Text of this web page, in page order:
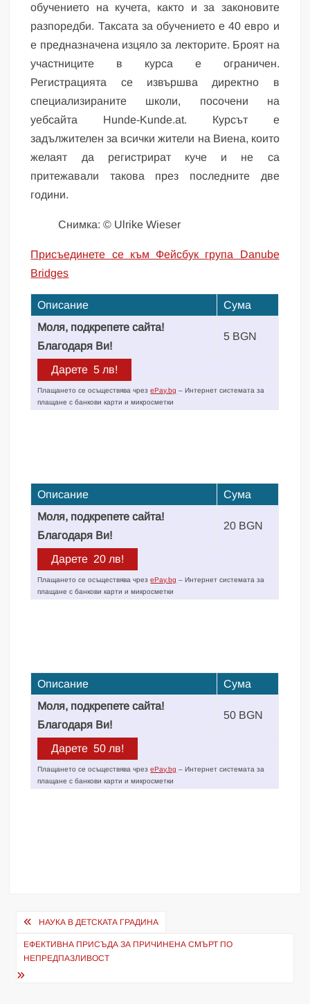
обучението на кучета, както и за законовите
разпоредби. Таксата за обучението е 40 евро и
е предназначена изцяло за лекторите. Броят на
участниците в курса е ограничен.
Регистрацията се извършва директно в
специализираните школи, посочени на
уебсайта Hunde-Kunde.at. Курсът е
задължителен за всички жители на Виена, които
желаят да регистрират куче и не са
притежавали такова през последните две
години.
Снимка: © Ulrike Wieser
Присъединете се към Фейсбук група Danube
Bridges
Описание
Сума
Моля, подкрепете сайта!
Благодаря Ви!
5 BGN
Плащането се осъществява чрезePay.bg – Интернет системата за
плащане с банкови карти и микросметки
Описание
Сума
Моля, подкрепете сайта!
Благодаря Ви!
20 BGN
Плащането се осъществява чрезePay.bg – Интернет системата за
плащане с банкови карти и микросметки
Описание
Сума
Моля, подкрепете сайта!
Благодаря Ви!
50 BGN
Плащането се осъществява чрезePay.bg – Интернет системата за
плащане с банкови карти и микросметки
Навигация
НАУКА В ДЕТСКАТА ГРАДИНА
ЕФЕКТИВНА ПРИСЪДА ЗА ПРИЧИНЕНА СМЪРТ ПО
НЕПРЕДПАЗЛИВОСТ